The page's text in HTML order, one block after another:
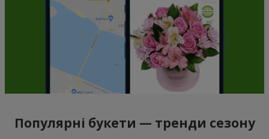
Популярні букети — тренди сезону